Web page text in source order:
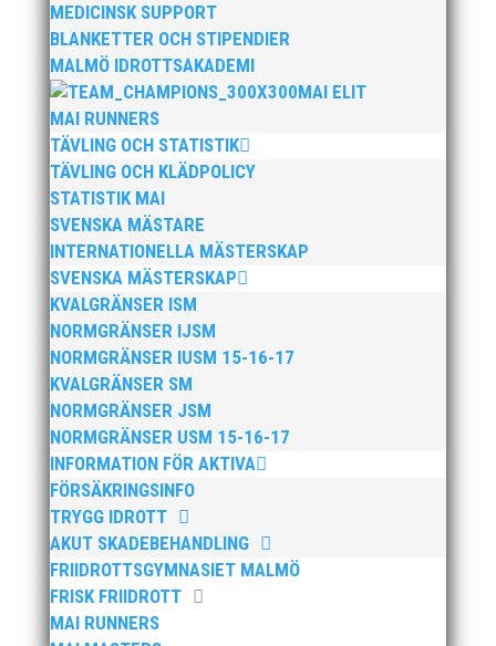
MEDICINSK SUPPORT
BLANKETTER OCH STIPENDIER
MALMÖ IDROTTSAKADEMI
MAI ELIT
MAI RUNNERS
TÄVLING OCH STATISTIK
TÄVLING OCH KLÄDPOLICY
STATISTIK MAI
SVENSKA MÄSTARE
INTERNATIONELLA MÄSTERSKAP
SVENSKA MÄSTERSKAP
KVALGRÄNSER ISM
NORMGRÄNSER IJSM
NORMGRÄNSER IUSM 15-16-17
KVALGRÄNSER SM
NORMGRÄNSER JSM
NORMGRÄNSER USM 15-16-17
INFORMATION FÖR AKTIVA
FÖRSÄKRINGSINFO
TRYGG IDROTT
AKUT SKADEBEHANDLING
FRIIDROTTSGYMNASIET MALMÖ
FRISK FRIIDROTT
MAI RUNNERS
Anders Hallström, 55, blir ny klubbchef i MAI. Han
börjar sin anställning den 13 april. Anders har ett
brett idrottsintresse och har bland annat fungerat
som tränare inom hockeyn i Trelleborg och fotbollen i
Höllviken tidigare. I fortsättningen blir det dock
friidrott...
Efter att årsmötet avslutats följde en kväll med
stipendieutdelning, mat och underhållning. Bilder
från denna del hittar ni i länken nedan. Stort tack till
Bengt Bendéus som möjliggjorde och generöst
finansierade denna del av kvällen. Fler bilder från
MAI:s Årsmöte...